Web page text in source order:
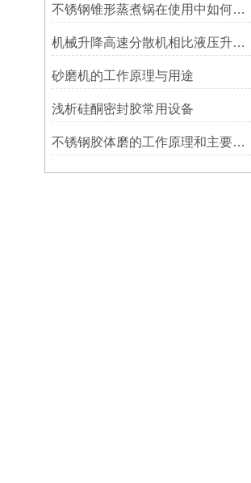
不锈钢锥形蒸煮锅在使用中如何进行维护保养
机械升降高速分散机相比液压升降分散机的优点
砂磨机的工作原理与用途
浅析硅酮密封胶常用设备
不锈钢胶体磨的工作原理和主要特点